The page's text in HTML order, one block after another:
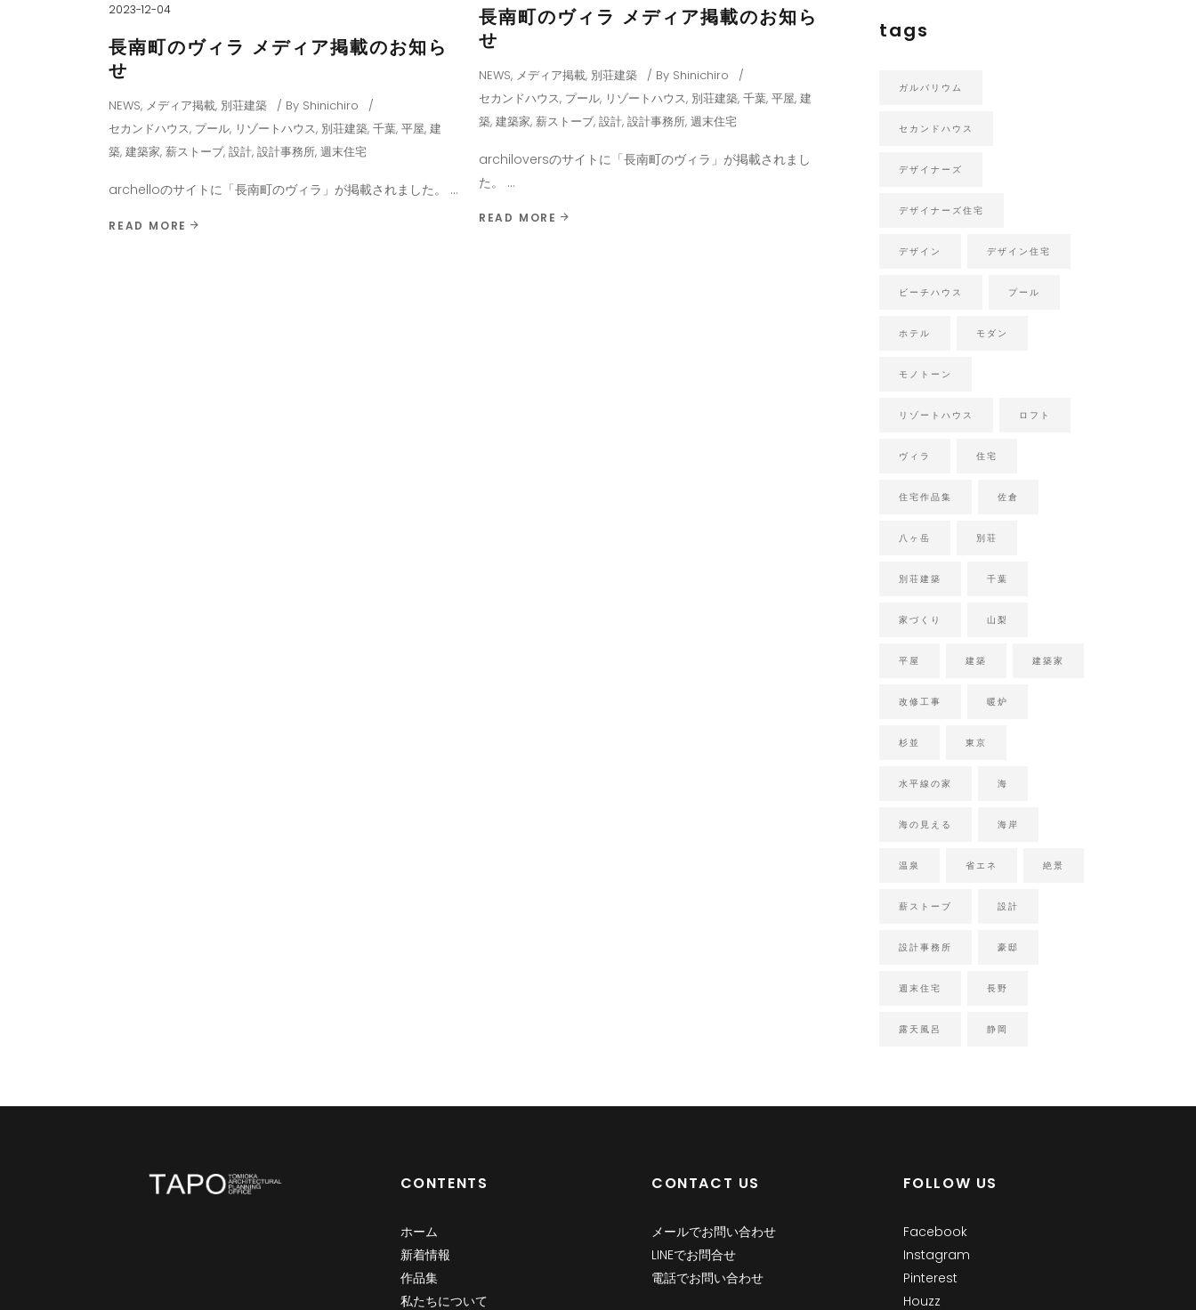
長南町のヴィラ メディア掲載のお知ら
せ
NEWS, メディア掲載, 別荘建築 By Shinichiro
セカンドハウス, プール, リゾートハウス, 別荘建築, 千葉, 平屋, 建
築, 建築家, 薪ストーブ, 設計, 設計事務所, 週末住宅
archiloversのサイトに「長南町のヴィラ」が掲載されまし
た。
READ MORE
2023-12-04
長南町のヴィラ メディア掲載のお知ら
せ
NEWS, メディア掲載, 別荘建築 By Shinichiro
セカンドハウス, プール, リゾートハウス, 別荘建築, 千葉, 平屋, 建
築, 建築家, 薪ストーブ, 設計, 設計事務所, 週末住宅
archelloのサイトに「長南町のヴィラ」が掲載されました。
READ MORE
tags
ガルバリウム
セカンドハウス
デザイナーズ
デザイナーズ住宅
デザイン デザイン住宅
ビーチハウス プール
ホテル モダン
モノトーン
リゾートハウス ロフト
ヴィラ 住宅
住宅作品集 佐倉
八ヶ岳 別荘
別荘建築 千葉
家づくり 山梨
平屋 建築 建築家
改修工事 暖炉
杉並 東京
水平線の家 海
海の見える 海岸
温泉 省エネ 絶景
薪ストーブ 設計
設計事務所 豪邸
週末住宅 長野
露天風呂 静岡
CONTENTS
ホーム
新着情報
作品集
私たちについて
CONTACT US
メールでお問い合わせ
LINEでお問合せ
電話でお問い合わせ
FOLLOW US
Facebook
Instagram
Pinterest
Houzz